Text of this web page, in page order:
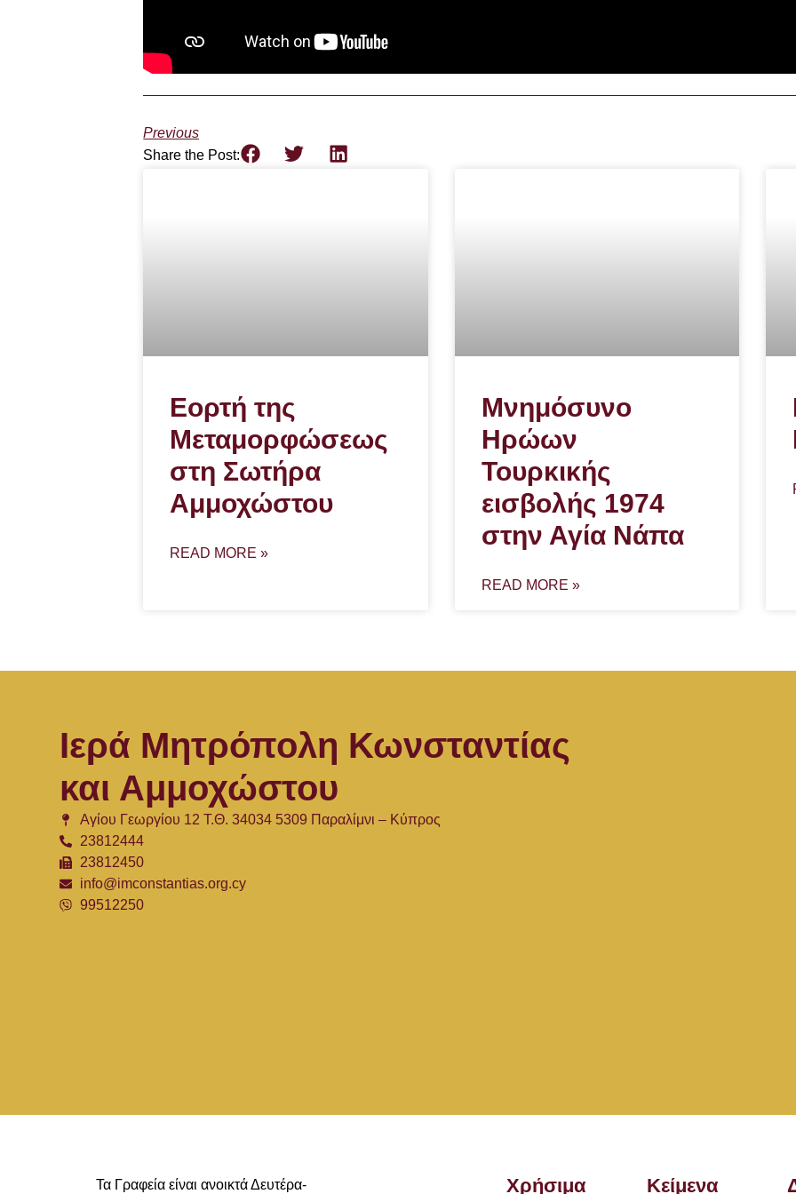
Previous
Share the Post:
Εορτή της
Μεταμορφώσεως
στη Σωτήρα
Αμμοχώστου
READ MORE »
Μνημόσυνο
Ηρώων
Τουρκικής
εισβολής 1974
στην Αγία Νάπα
READ MORE »
Ιερά Μητρόπολη Κωνσταντίας
και Αμμοχώστου
Αγίου Γεωργίου 12 Τ.Θ. 34034 5309 Παραλίμνι – Κύπρος
23812444
23812450
info@imconstantias.org.cy
99512250
Τα Γραφεία είναι ανοικτά Δευτέρα- Χρήσιμα Κείμενα